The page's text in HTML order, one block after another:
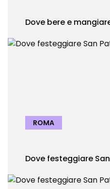
Dove bere e
ROMA
Dove festeggiare